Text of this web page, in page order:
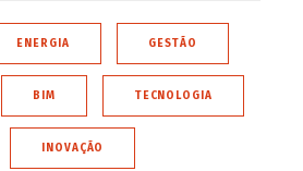
ENERGIA GESTÃO
BIM TECNOLOGIA
INOVAÇÃO